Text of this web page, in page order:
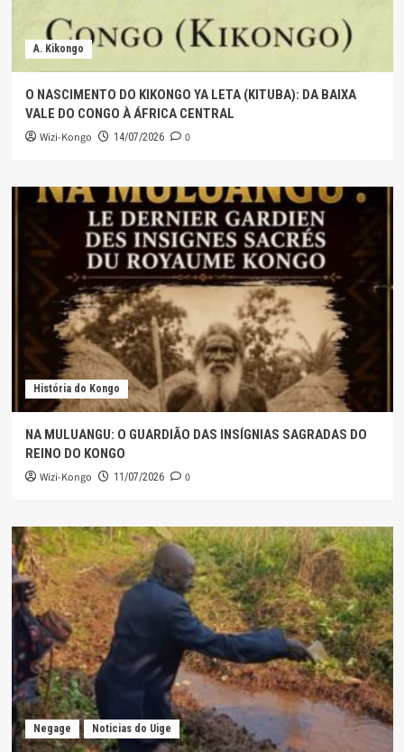
A. Kikongo
O NASCIMENTO DO KIKONGO YA LETA (KITUBA): DA BAIXA
VALE DO CONGO À ÁFRICA CENTRAL
Wizi-Kongo 14/07/2026 0
História do Kongo
NA MULUANGU: O GUARDIÃO DAS INSÍGNIAS SAGRADAS DO
REINO DO KONGO
Wizi-Kongo 11/07/2026 0
Negage Noticias do Uige